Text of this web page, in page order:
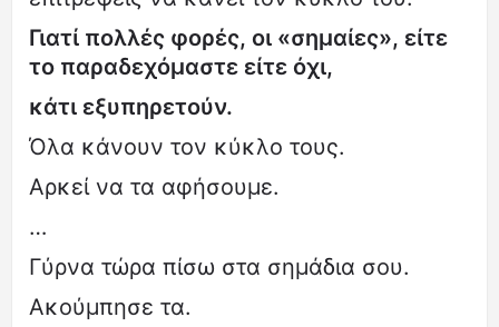
Γιατί πολλές φορές, οι «σημαίες», είτε
το παραδεχόμαστε είτε όχι,
κάτι εξυπηρετούν.
Όλα κάνουν τον κύκλο τους.
Αρκεί να τα αφήσουμε.
…
Γύρνα τώρα πίσω στα σημάδια σου.
Ακούμπησε τα.